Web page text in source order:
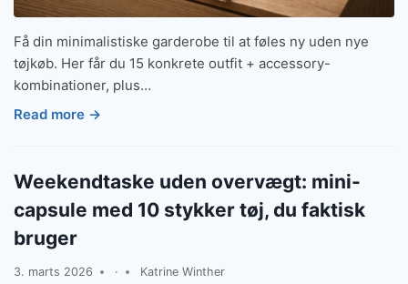
Få din minimalistiske garderobe til at føles ny uden nye
tøjkøb. Her får du 15 konkrete outfit + accessory-
kombinationer, plus…
Read more →
Weekendtaske uden overvægt: mini-
capsule med 10 stykker tøj, du faktisk
bruger
3. marts 2026 · Katrine Winther